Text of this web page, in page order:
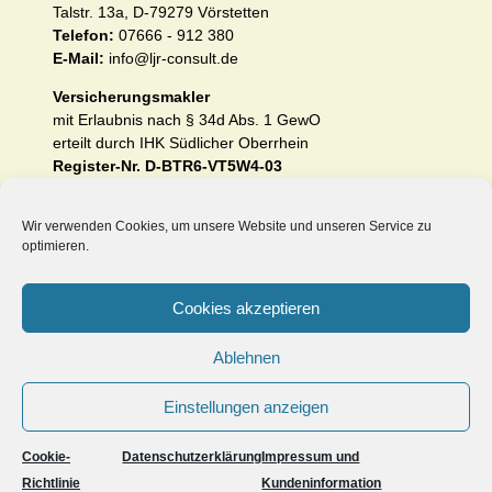
Wir verwenden Cookies, um unsere Website und unseren Service zu
optimieren.
Cookies akzeptieren
Ablehnen
Einstellungen anzeigen
Cookie-
Richtlinie
Datenschutzerklärung Impressum und
Kundeninformation
Talstr. 13a, D-79279 Vörstetten
Telefon: 07666 - 912 380
E-Mail: info@ljr-consult.de
Versicherungsmakler
mit Erlaubnis nach § 34d Abs. 1 GewO
erteilt durch IHK Südlicher Oberrhein
Register-Nr. D-BTR6-VT5W4-03
VersVermV
Datenschutzerklärung (EU-DSGVO)
©2026 - Berufshaftpflichtversicherung für alle ... und mehr